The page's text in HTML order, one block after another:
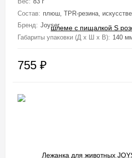
Состав: плюш, TPR-резина,
Бренд: Joyser
Габариты упаковки (Д х Ш х В): 140
755 ₽